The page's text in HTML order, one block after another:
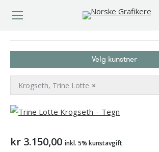
Velg kunstner
×
Krogseth, Trine Lotte
kr 3.150,00 inkl. 5% kunstavgift